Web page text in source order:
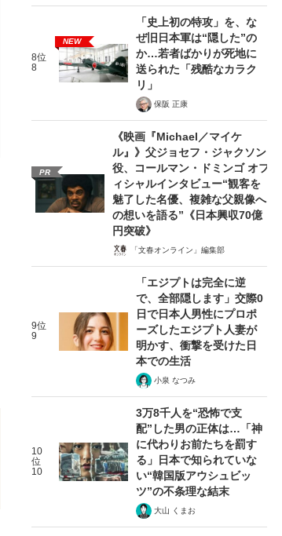
8位
8
NEW
「史上初の特攻」を、な
ぜ旧日本軍は“隠した”の
か…若者ばかりが死地に
送られた「残酷なカラク
リ」
保阪 正康
PR
《映画『Michael／マイケ
ル』》父ジョセフ・ジャクソン
役、コールマン・ドミンゴ オフ
ィシャルインタビュー“観客を
魅了した名優、複雑な父親像へ
の想いを語る”《日本興収70億
円突破》
「文春オンライン」編集部
9位
9
「エジプトは完全に逆
で、全部隠します」交際0
日で日本人男性にプロポ
ーズしたエジプト人妻が
明かす、衝撃を受けた日
本での生活
小泉 なつみ
10
位
10
3万8千人を“恐怖で支
配”した男の正体は…「神
に代わりお前たちを罰す
る」日本で知られていな
い“韓国版アウシュビッ
ツ”の不条理な結末
大山 くまお